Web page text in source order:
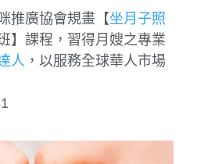
推廣協會規畫【坐月子照
】課程，習得月嫂之專業
人 ，以服務全球華人市場